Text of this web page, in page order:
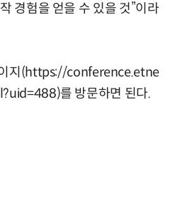
경험을 얻을 수 있을 것”이라
지(https://conference.etne
)를 방문하면 된다.